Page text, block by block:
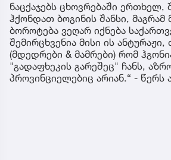
ნაცქაჯებს ცხოვრებაში ერთხელ,
ჰქონდათ ბოგინის შანსი, მაგრამ
ბოროტება ვეღარ იქნება
შემირცხვენია მისი ის ანტურაჟი,
(მდედრები & მამრები) რომ
"გადაფხეკის გარეშეც" ჩანს,
პროვინციელებიც არიან.“ - წერს